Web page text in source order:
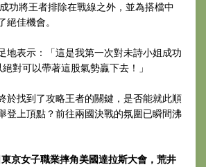
功將王者排除在戰線之外，並為搭檔中
絕佳機會。
地表示：「這是我第一次對未詩小姐成功
對可以帶著這股氣勢贏下去！」
於找到了攻略王者的關鍵，是否能就此順
登上頂點？前往兩國決戰的氛圍已瞬間沸
京女子職業摔角美國達拉斯大會，荒井